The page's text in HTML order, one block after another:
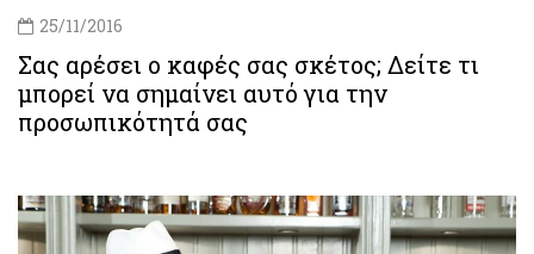
25/11/2016
Σας αρέσει ο καφές σας σκέτος; Δείτε τι
μπορεί να σημαίνει αυτό για την
προσωπικότητά σας